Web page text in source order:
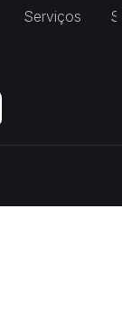
Serviços